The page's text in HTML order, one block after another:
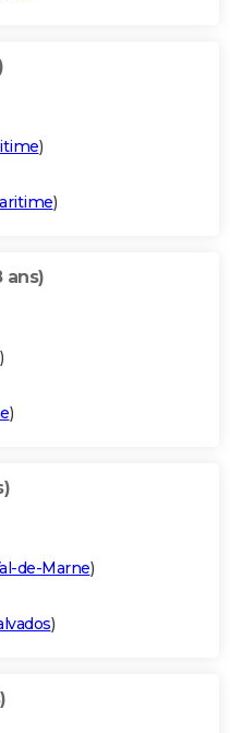
)
)
ans)
)
)
de-Marne)
)